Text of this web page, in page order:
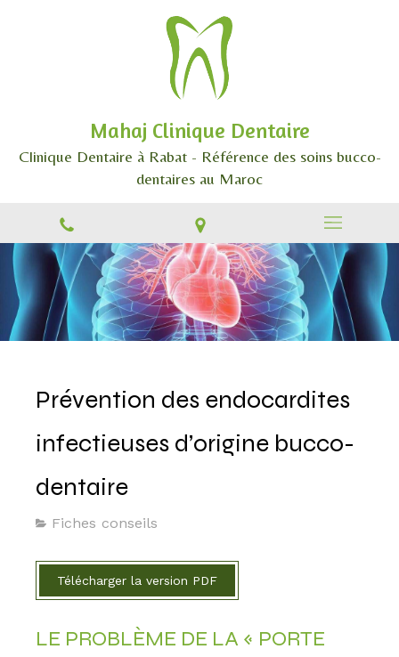
Mahaj Clinique Dentaire
Clinique Dentaire à Rabat - Référence des soins bucco-
dentaires au Maroc
Prévention des endocardites
infectieuses d’origine bucco-
dentaire
Fiches conseils
Télécharger la version PDF
LE PROBLÈME DE LA « PORTE